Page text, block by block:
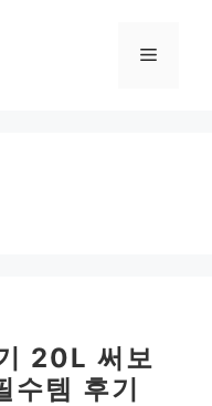
메
20L 써보
수템 후기